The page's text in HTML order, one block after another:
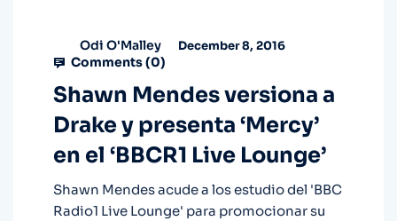
Odi O'Malley December 8, 2016
Comments (0)
Shawn Mendes versiona a
Drake y presenta ‘Mercy’
en el ‘BBCR1 Live Lounge’
Shawn Mendes acude a los estudio del 'BBC
Radio1 Live Lounge' para promocionar su